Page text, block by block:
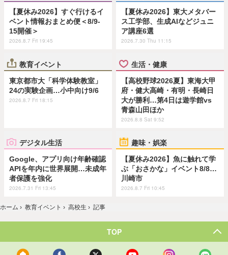
【夏休み2026】すぐ行けるイ
ベント情報おまとめ便＜8/9-
15開催＞
2026.8.7 Fri 19:45
【夏休み2026】東大メタバー
ス工学部、生成AIなどジュニ
ア講座6選
2026.7.30 Thu 11:15
教育イベント
東京都市大「科学体験教室」
24の実験企画…小中向け9/6
2026.8.7 Fri 18:15
生活・健康
【高校野球2026夏】東海大甲
府・健大高崎・有明・長崎日
大が勝利…第4日は遊学館vs
青森山田ほか
2026.8.8 Sat 9:52
デジタル生活
Google、アプリ向け年齢確認
APIを年内に世界展開…未成年
者保護を強化
2026.7.31 Fri 13:45
趣味・娯楽
【夏休み2026】魚に触れて学
ぶ「おさかな」イベント8/8…
川崎市
2026.8.7 Fri 10:45
ホーム › 教育イベント › 高校生 › 記事
TOP